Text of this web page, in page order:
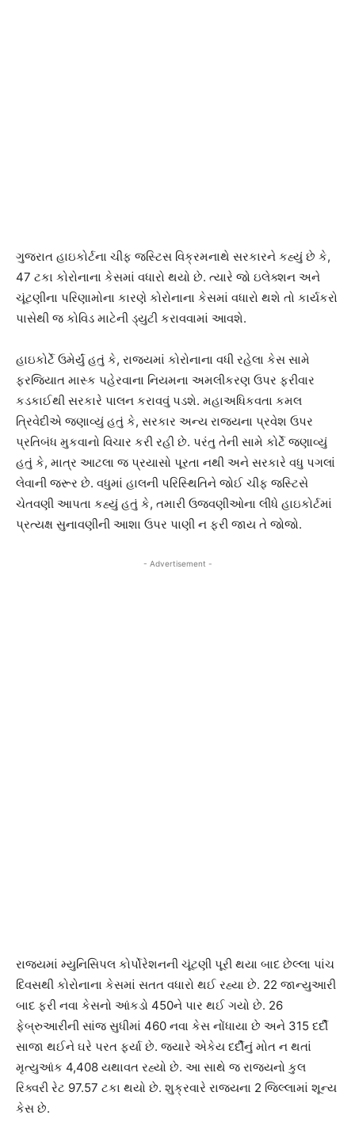
ગુજરાત હાઇકોર્ટના ચીફ જસ્ટિસ વિક્રમનાથે સરકારને કહ્યું છે કે,
47 ટકા કોરોનાના કેસમાં વધારો થયો છે. ત્યારે જો ઇલેક્શન અને
ચૂંટણીના પરિણામોના કારણે કોરોનાના કેસમાં વધારો થશે તો કાર્યકરો
પાસેથી જ કોવિડ માટેની ડ્યુટી કરાવવામાં આવશે.
હાઇકોર્ટે ઉમેર્યું હતું કે, રાજ્યમાં કોરોનાના વધી રહેલા કેસ સામે
ફરજિયાત માસ્ક પહેરવાના નિયમના અમલીકરણ ઉપર ફરીવાર
કડકાઈથી સરકારે પાલન કરાવવું પડશે. મહાઅધિકવતા કમલ
ત્રિવેદીએ જણાવ્યું હતું કે, સરકાર અન્ય રાજ્યના પ્રવેશ ઉપર
પ્રતિબંધ મુકવાનો વિચાર કરી રહી છે. પરંતુ તેની સામે કોર્ટે જણાવ્યું
હતું કે, માત્ર આટલા જ પ્રયાસો પૂરતા નથી અને સરકારે વધુ પગલાં
લેવાની જરૂર છે. વધુમાં હાલની પરિસ્થિતિને જોઈ ચીફ જસ્ટિસે
ચેતવણી આપતા કહ્યું હતું કે, તમારી ઉજવણીઓના લીધે હાઇકોર્ટમાં
પ્રત્યક્ષ સુનાવણીની આશા ઉપર પાણી ન ફરી જાય તે જોજો.
- Advertisement -
રાજ્યમાં મ્યુનિસિપલ કોર્પોરેશનની ચૂંટણી પૂરી થયા બાદ છેલ્લા પાંચ
દિવસથી કોરોનાના કેસમાં સતત વધારો થઈ રહ્યા છે. 22 જાન્યુઆરી
બાદ ફરી નવા કેસનો આંકડો 450ને પાર થઈ ગયો છે. 26
ફેબ્રુઆરીની સાંજ સુધીમાં 460 નવા કેસ નોંધાયા છે અને 315 દર્દી
સાજા થઈને ઘરે પરત ફર્યા છે. જ્યારે એકેય દર્દીનું મોત ન થતાં
મૃત્યુઆંક 4,408 યથાવત રહ્યો છે. આ સાથે જ રાજ્યનો કુલ
રિક્વરી રેટ 97.57 ટકા થયો છે. શુક્રવારે રાજ્યના 2 જિલ્લામાં શૂન્ય
કેસ છે.